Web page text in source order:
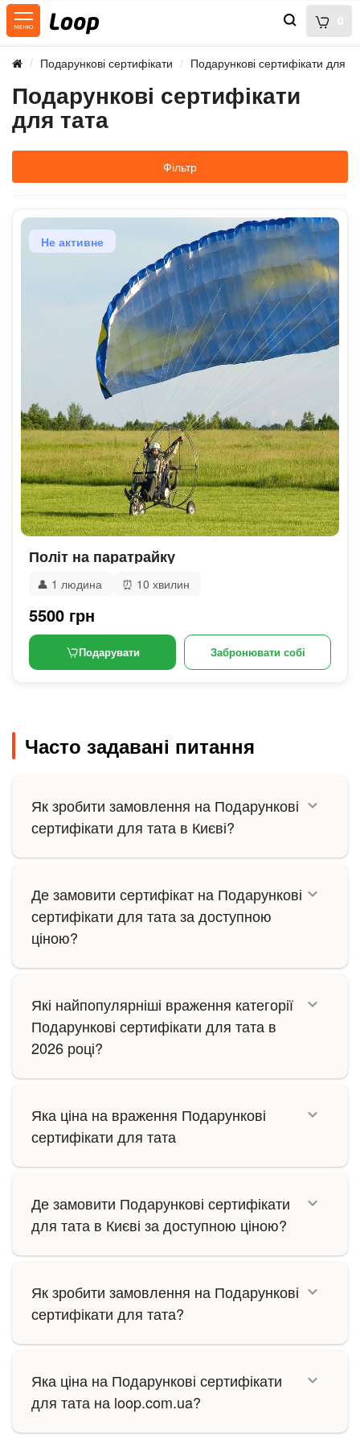
0
Подарункові сертифікати Подарункові сертифікати для
Подарункові сертифікати
для тата
Фільтр
Не активне
Політ на паратрайку
👤 1 людина ⏰ 10 хвилин
5500 грн
Подарувати Забронювати собі
Часто задавані питання
Як зробити замовлення на Подарункові
сертифікати для тата в Києві?
Де замовити сертифікат на Подарункові
сертифікати для тата за доступною
ціною?
Які найпопулярніші враження категорії
Подарункові сертифікати для тата в
2026 році?
Яка ціна на враження Подарункові
сертифікати для тата
Де замовити Подарункові сертифікати
для тата в Києві за доступною ціною?
Як зробити замовлення на Подарункові
сертифікати для тата?
Яка ціна на Подарункові сертифікати
для тата на loop.com.ua?